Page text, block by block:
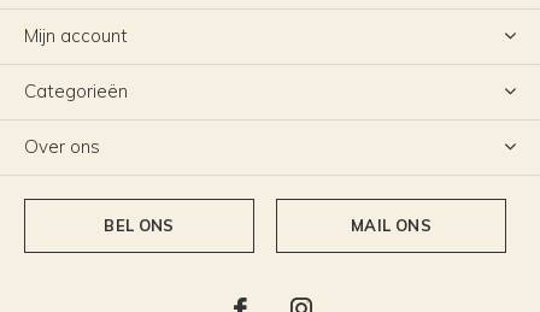
Mijn account
Categorieën
Over ons
BEL ONS MAIL ONS